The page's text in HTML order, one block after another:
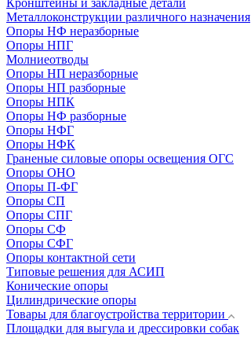
Кронштейны и закладные детали
Металлоконструкции различного назначения
Опоры НФ неразборные
Опоры НПГ
Молниеотводы
Опоры НП неразборные
Опоры НП разборные
Опоры НПК
Опоры НФ разборные
Опоры НФГ
Опоры НФК
Граненые силовые опоры освещения ОГС
Опоры ОНО
Опоры П-ФГ
Опоры СП
Опоры СПГ
Опоры СФ
Опоры СФГ
Опоры контактной сети
Типовые решения для АСИП
Конические опоры
Цилиндрические опоры
Товары для благоустройства территории
Площадки для выгула и дрессировки собак